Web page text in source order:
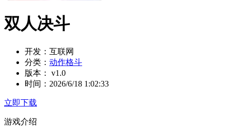
双人决斗
开发： 互联网
分类： 动作格斗
版本：
v1.0
时间： 2026/6/18 1:02:33
立即下载
游戏介绍